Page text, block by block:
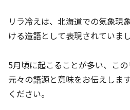
リラ冷えは、北海道での気象現
ける造語として表現されていまし
5月頃に起こることが多い、この
元々の語源と意味をお伝えしま
ください。